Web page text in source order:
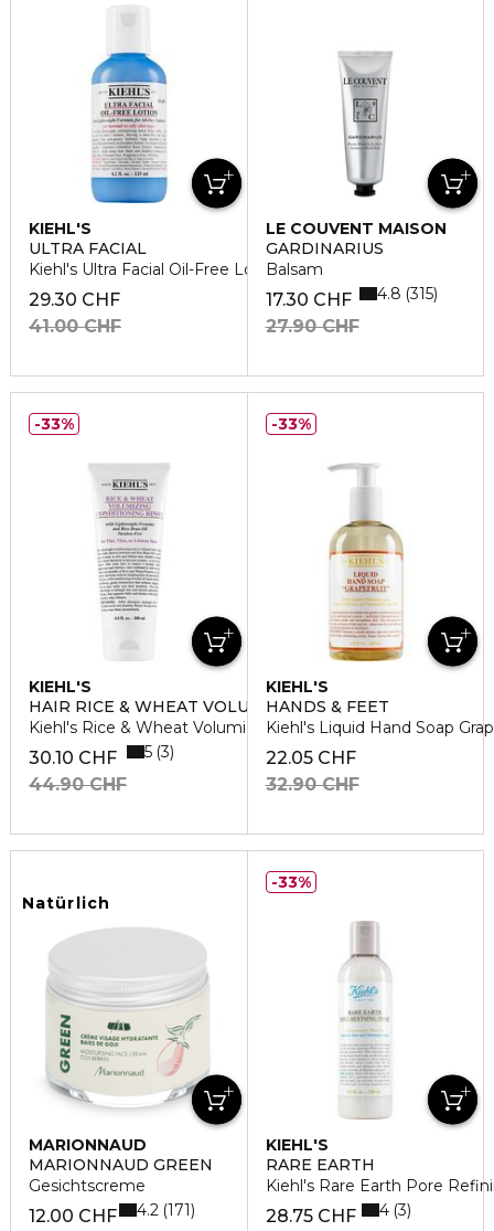
KIEHL'S
ULTRA FACIAL
Kiehl's Ultra Facial Oil-Free Lotion
29.30 CHF
41.00 CHF
LE COUVENT MAISON
DE PARFUM
GARDINARIUS
Balsam
17.30 CHF
27.90 CHF
4.8 315
KIEHL'S
HAIR RICE & WHEAT VOLUMIZING
Kiehl's Rice & Wheat Volumizing Conditioner
30.10 CHF
44.90 CHF
5 3
33%
KIEHL'S
HANDS & FEET
Kiehl's Liquid Hand Soap
22.05 CHF
32.90 CHF
33%
Natürlich
MARIONNAUD
MARIONNAUD GREEN
Gesichtscreme
12.00 CHF
4.2 171
KIEHL'S
RARE EARTH
Kiehl's Rare Earth Pore
28.75 CHF
4 3
33%